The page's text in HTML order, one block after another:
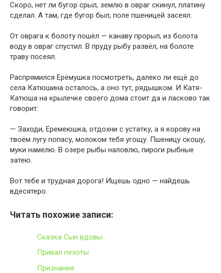
Скоро, нет ли бугор срыл, землю в овраг скинул, платину
сделал. А там, где бугор был, поле пшеницей засеял.
От оврага к болоту пошёл — канаву прорыл, из болота
воду в овраг спустил. В пруду рыбу развёл, на болоте
траву посеял.
Распрямился Ерёмушка посмотреть, далеко ли ещё до
села Катюшина осталось, а оно тут, рядышком. И Катя-
Катюша на крылечке своего дома стоит да и ласково так
говорит:
— Заходи, Еремеюшка, отдохни с устатку, а я корову на
твоём лугу попасу, молоком тебя угощу. Пшеницу скошу,
муки намелю. В озере рыбы наловлю, пироги рыбные
затею.
Вот тебе и трудная дорога! Ищешь одно — найдешь
вдесятеро.
Читать похожие записи:
Сказка Сын вдовы
Привал пехоты
Признания